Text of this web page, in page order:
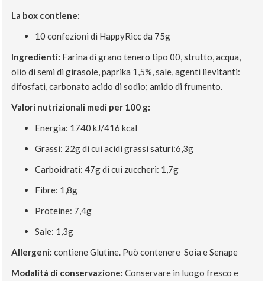
La box contiene:
10 confezioni di HappyRicc da 75g
Ingredienti: Farina di grano tenero tipo 00, strutto, acqua,
olio di semi di girasole, paprika 1,5%, sale, agenti lievitanti:
difosfati, carbonato acido di sodio; amido di frumento.
Valori nutrizionali medi per 100 g:
Energia: 1740 kJ/416 kcal
Grassi: 22g di cui acidi grassi saturi:6,3g
Carboidrati: 47g di cui zuccheri: 1,7g
Fibre: 1,8g
Proteine: 7,4g
Sale: 1,3g
Allergeni: contiene Glutine. Può contenere Soia e Senape
Modalità di conservazione: Conservare in luogo fresco e